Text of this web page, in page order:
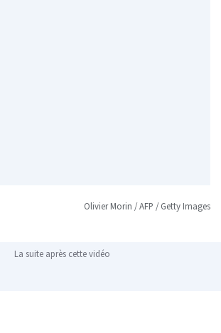
Olivier Morin / AFP / Getty Images
La suite après cette vidéo